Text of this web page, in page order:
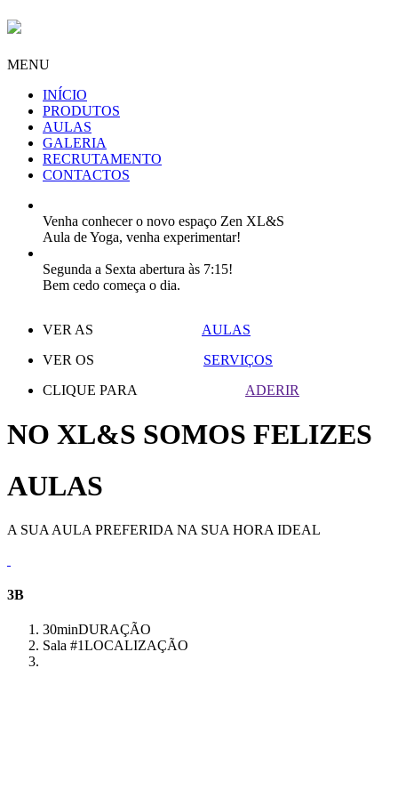
MENU
INÍCIO
PRODUTOS
AULAS
GALERIA
RECRUTAMENTO
CONTACTOS
Venha conhecer o novo espaço Zen XL&S
Aula de Yoga, venha experimentar!
Segunda a Sexta abertura às 7:15!
Bem cedo começa o dia.
VER AS
AULAS
VER OS
SERVIÇOS
CLIQUE PARA
ADERIR
NO XL&S SOMOS FELIZES
AULAS
A SUA AULA PREFERIDA NA SUA HORA IDEAL
3B
30minDURAÇÃO
Sala #1LOCALIZAÇÃO